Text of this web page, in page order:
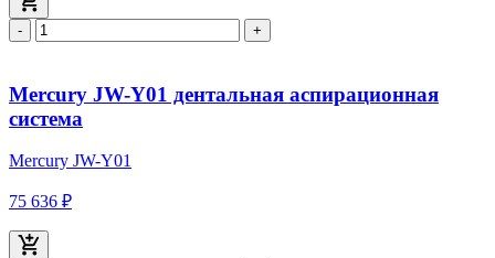
- +
Mercury JW-Y01 дентальная аспирационная
система
Mercury JW-Y01
75 636 ₽